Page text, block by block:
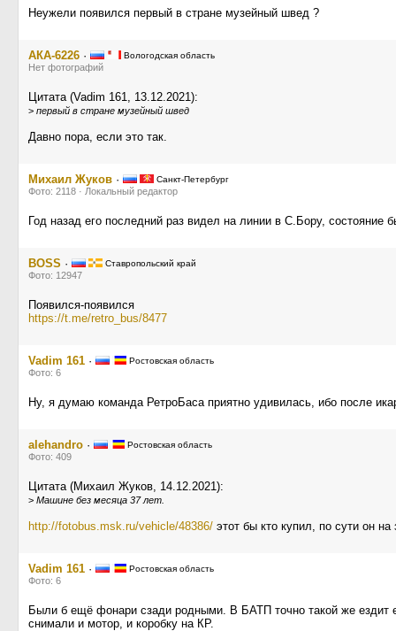
Неужели появился первый в стране музейный швед ?
АКА-6226 · Вологодская область
Нет фотографий
Цитата (Vadim 161, 13.12.2021):
> первый в стране музейный швед
Давно пора, если это так.
Михаил Жуков · Санкт-Петербург
Фото: 2118 · Локальный редактор
Год назад его последний раз видел на линии в С.Бору,
BOSS · Ставропольский край
Фото: 12947
Появился-появился
https://t.me/retro_bus/8477
Vadim 161 · Ростовская область
Фото: 6
Ну, я думаю команда РетроБаса приятно удивилась, ибо после
alehandro · Ростовская область
Фото: 409
Цитата (Михаил Жуков, 14.12.2021):
> Машине без месяца 37 лет.
http://fotobus.msk.ru/vehicle/48386/ этот бы кто купил, по сути он
Vadim 161 · Ростовская область
Фото: 6
Были б ещё фонари сзади родными. В БАТП точно такой же ездит
снимали и мотор, и коробку на КР.